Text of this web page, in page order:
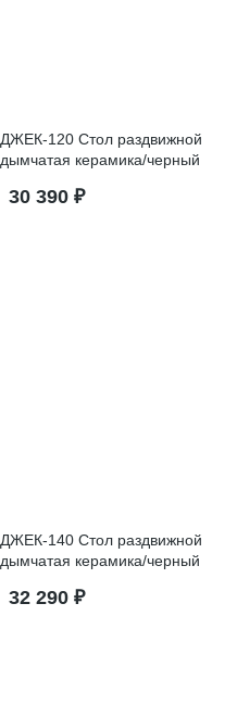
ДЖЕК-120 Стол раздвижной
дымчатая керамика/черный
30 390 ₽
ДЖЕК-140 Стол раздвижной
дымчатая керамика/черный
32 290 ₽